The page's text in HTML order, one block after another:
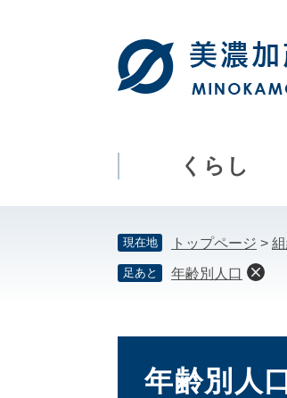
本
くらし
現在地 トップページ >
足あと 年齢別人口
年齢別人